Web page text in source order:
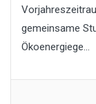
gemeinsame
Ökoenergiege...